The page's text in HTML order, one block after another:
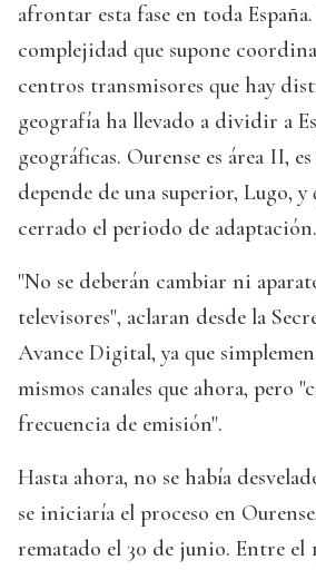
afrontar esta fase en toda
complejidad que supone
centros transmisores que hay
geografía ha llevado a dividir a
geográficas. Ourense es área II,
depende de una superior, Lugo,
cerrado el periodo de adaptación.
"No se deberán cambiar ni
televisores", aclaran desde la
Avance Digital, ya que
mismos canales que ahora, pero
frecuencia de emisión".
Hasta ahora, no se había
se iniciaría el proceso en
rematado el 30 de junio. Entre el